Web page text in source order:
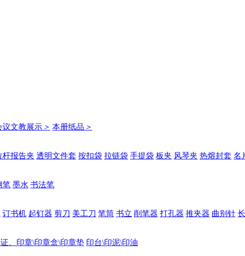
议文教展示 ＞ 本册纸品 ＞
杆报告夹 透明文件套 按扣袋 拉链袋 手提袋 板夹 风琴夹 热熔封套 名
笔 墨水 书法笔
订书机 起钉器 剪刀 美工刀 笔筒 书立 削笔器 打孔器 推夹器 曲别针
、印章\印章盒\印章垫 印台\印泥\印油